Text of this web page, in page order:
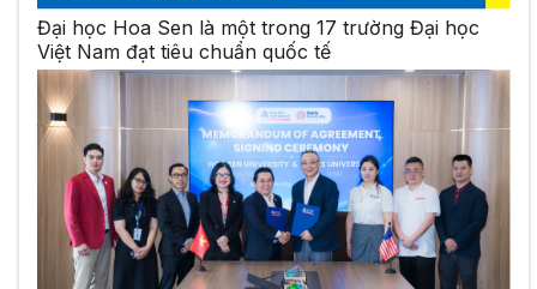
Đại học Hoa Sen là một trong 17 trường Đại học
Việt Nam đạt tiêu chuẩn quốc tế